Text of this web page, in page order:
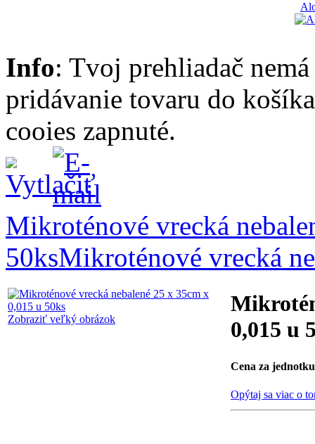
Info: Tvoj prehliadač
pridávanie tovaru do
cooies zapnuté.
Mikroténové vrecká
50ksMikroténové vrecká
Zobraziť veľký obrázok
0,015 u
Cena za
Opýtaj sa viac o